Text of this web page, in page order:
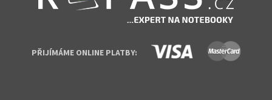
PŘIJÍMÁME ONLINE PLATBY: